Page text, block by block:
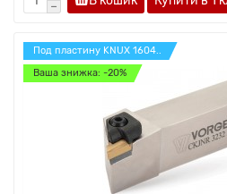
Под пластину KNUX 1604..
Ваша знижка: -20%